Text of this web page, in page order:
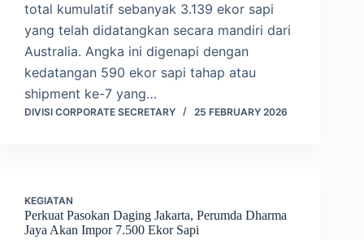
total kumulatif sebanyak 3.139 ekor sapi
yang telah didatangkan secara mandiri dari
Australia. Angka ini digenapi dengan
kedatangan 590 ekor sapi tahap atau
shipment ke-7 yang…
DIVISI CORPORATE SECRETARY 25 FEBRUARY 2026
KEGIATAN
Perkuat Pasokan Daging Jakarta, Perumda Dharma
Jaya Akan Impor 7.500 Ekor Sapi